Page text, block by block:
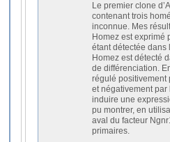
Le premier clone
contenant trois
inconnue. Mes
Homez est exprimé
étant détectée dans
Homez est détecté
de différenciation.
régulé positivement
et négativement par
induire une
pu montrer, en
aval du facteur
primaires.